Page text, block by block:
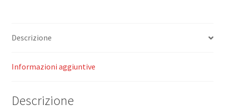
lettere
di
Descrizione
Informazioni aggiuntive
Descrizione